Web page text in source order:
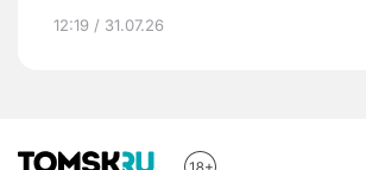
12:19 / 31.07.26